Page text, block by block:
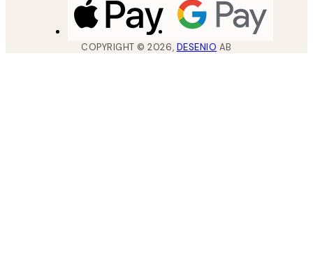
COPYRIGHT ©2026, DESENIO AB